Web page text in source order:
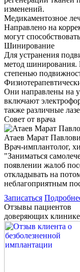
изменений.
Медикаментозное
Направлено на
могут
Шинирование
Для устранения
метод шинирования.
степенью
Они направлены на
включают
также различные
Совет от врача
Атаев Марат
Врач-имплантолог,
"Заниматься
появлении жалоб
откладывать на
неблагоприятным
Записаться
Отзывы пациентов
доверяющих